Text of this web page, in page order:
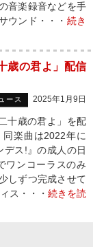
音楽録音などを手
ウンド・・・ 続き
歳の君よ」配信
ース 2025年1月9日
十歳の君よ」を配
楽曲は2022年に
デス!』の成人の日
ワンコーラスのみ
しずつ完成させて
ス・・・ 続きを読